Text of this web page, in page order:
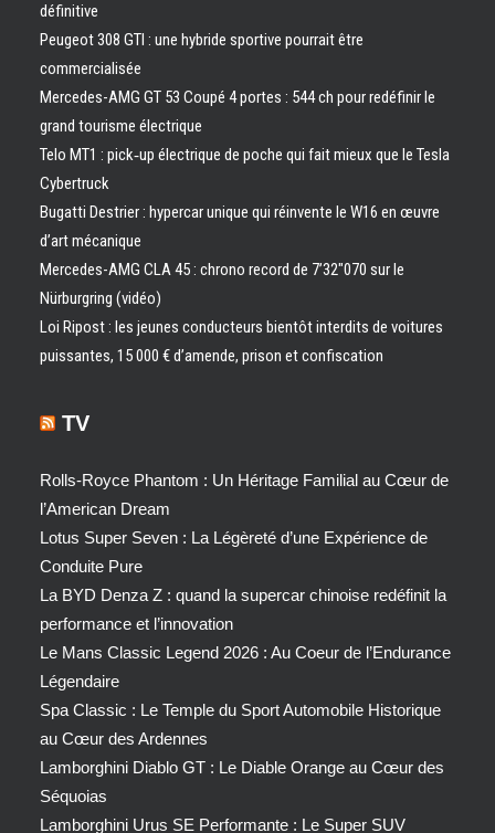
définitive
Peugeot 308 GTI : une hybride sportive pourrait être
commercialisée
Mercedes-AMG GT 53 Coupé 4 portes : 544 ch pour redéfinir le
grand tourisme électrique
Telo MT1 : pick‑up électrique de poche qui fait mieux que le Tesla
Cybertruck
Bugatti Destrier : hypercar unique qui réinvente le W16 en œuvre
d’art mécanique
Mercedes-AMG CLA 45 : chrono record de 7’32″070 sur le
Nürburgring (vidéo)
Loi Ripost : les jeunes conducteurs bientôt interdits de voitures
puissantes, 15 000 € d’amende, prison et confiscation
TV
Rolls-Royce Phantom : Un Héritage Familial au Cœur de
l’American Dream
Lotus Super Seven : La Légèreté d’une Expérience de
Conduite Pure
La BYD Denza Z : quand la supercar chinoise redéfinit la
performance et l’innovation
Le Mans Classic Legend 2026 : Au Coeur de l’Endurance
Légendaire
Spa Classic : Le Temple du Sport Automobile Historique
au Cœur des Ardennes
Lamborghini Diablo GT : Le Diable Orange au Cœur des
Séquoias
Lamborghini Urus SE Performante : Le Super SUV